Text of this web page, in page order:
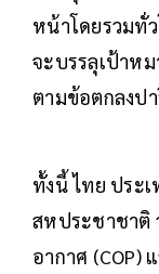
หน้าโดยรวมทั่
จะบรรลุเป้าหม
ตามข้อตกลงป
ทั้งนี้ ไทย ประ
สหประชาชาติ
อากาศ (COP)